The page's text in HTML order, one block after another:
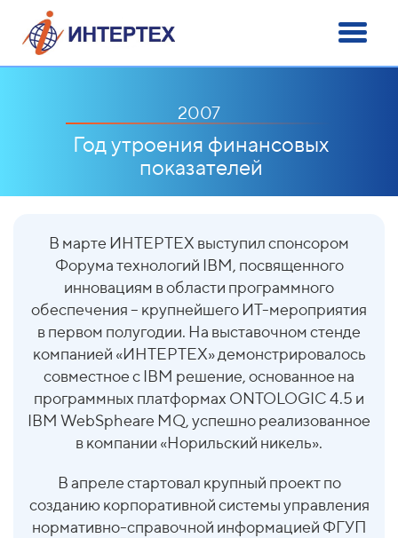
2007
Год утроения финансовых
показателей
В марте ИНТЕРТЕХ выступил спонсором
Форума технологий IBM, посвященного
инновациям в области программного
обеспечения – крупнейшего ИТ-мероприятия
в первом полугодии. На выставочном стенде
компанией «ИНТЕРТЕХ»демонстрировалось
совместное с IBM решение, основанное на
программных платформах ONTOLOGIC 4.5 и
IBM WebSpheare MQ, успешно реализованное
в компании «Норильский никель».
В апреле стартовал крупный проект по
созданию корпоративной системы управления
нормативно-справочной информацией ФГУП